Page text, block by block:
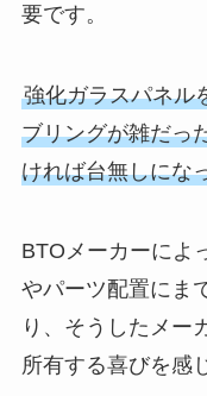
要です。
強化ガラスパネル
ブリングが雑だっ
ければ台無しにな
BTOメーカーによ
やパーツ配置にま
り、そうしたメー
所有する喜びを感